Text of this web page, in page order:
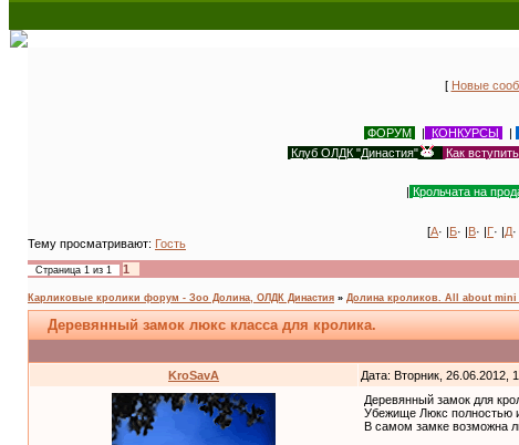
[ Новые
ФОРУМ | КОНКУРСЫ |
Клуб ОЛДК "Династия"
| Как
| Крольчата на
[А· |Б· |В· |Г· |Д
Тему просматривают: Гость
Страница 1 из 1 1
Карликовые кролики форум - Зоо Долина, ОЛДК Династия » Долина кроликов. All about
Деревянный замок люкс класса для кролика.
KroSavA Дата: Вторник, 26.06.2012,
Деревянный замок для
Убежище Люкс полностью
В самом замке возможна